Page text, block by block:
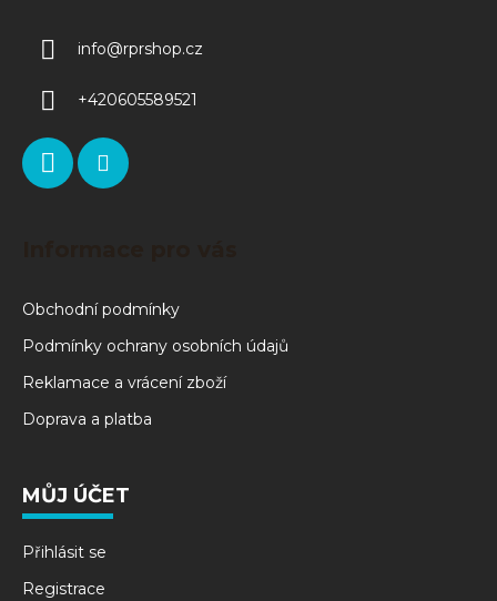
info@rprshop.cz
+420605589521
Obchodní podmínky
Podmínky ochrany osobních údajů
Reklamace a vrácení zboží
Doprava a platba
MŮJ ÚČET
Přihlásit se
Registrace